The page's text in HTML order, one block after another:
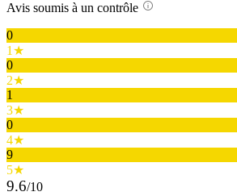
Avis soumis à un contrôle
0
1★
0
2★
1
3★
0
4★
9
5★
9.6/10